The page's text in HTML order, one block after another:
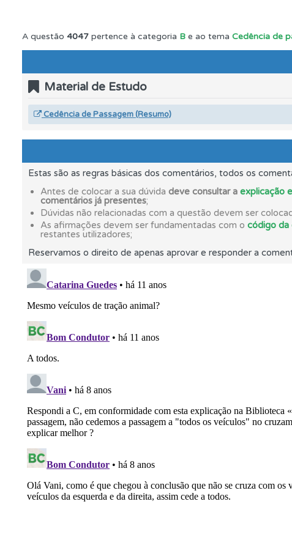
Deve fazer o teste que recomendamos para obter
Testes Veja o nível de dificuldade do teste quando o
Perfil Veja as questões que errou no seu perfil.
Questões Consulte aqui todas as questões que usamos na
Perfil
Perfil Consulte as suas estatísticas no seu perfil.
Perfil O Índice Bom Condutor dá-lhe uma ideia da sua
A questão 4047 pertence à categoria B e ao tema Cedência de
Material de Estudo
Cedência de Passagem (Resumo)
Estas são as regras básicas dos comentários, todos os
Antes de colocar a sua dúvida deve consultar a explicação
comentários já presentes;
Dúvidas não relacionadas com a questão devem ser
As afirmações devem ser fundamentadas com o código da
restantes utilizadores;
Reservamos o direito de apenas aprovar e responder a